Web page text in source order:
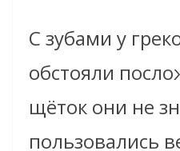
С зубами у
обстояли
щёток они не
пользовались